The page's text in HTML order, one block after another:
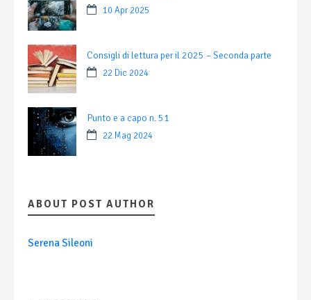
10 Apr 2025
Consigli di lettura per il 2025 – Seconda parte
22 Dic 2024
Punto e a capo n. 51
22 Mag 2024
ABOUT POST AUTHOR
Serena Sileoni